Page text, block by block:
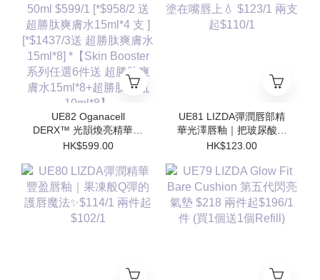
Booster 系列任選6件送
超勝肽爽膚水15ml*8+超
勝肽安瓶10ml*8】
Booster 系列任選6件送
超勝肽爽膚水15ml*8+超
勝肽安瓶10ml*8】
UE82 Oganacell
DERX™ 光韻煥亮精華霜
50ml $599/1 [*$958/2 送
[*$1437/3送 超勝肽爽膚
水15ml*8] *【Skin
Booster 系列任選6件送
超勝肽爽膚水15ml*8+超
勝肽安瓶10ml*8】
HK$599.00
UE81 LIZDA彈潤唇部精
華光澤唇釉｜把玻尿酸塗
在嘴唇上💧 $123/1 兩支
HK$123.00